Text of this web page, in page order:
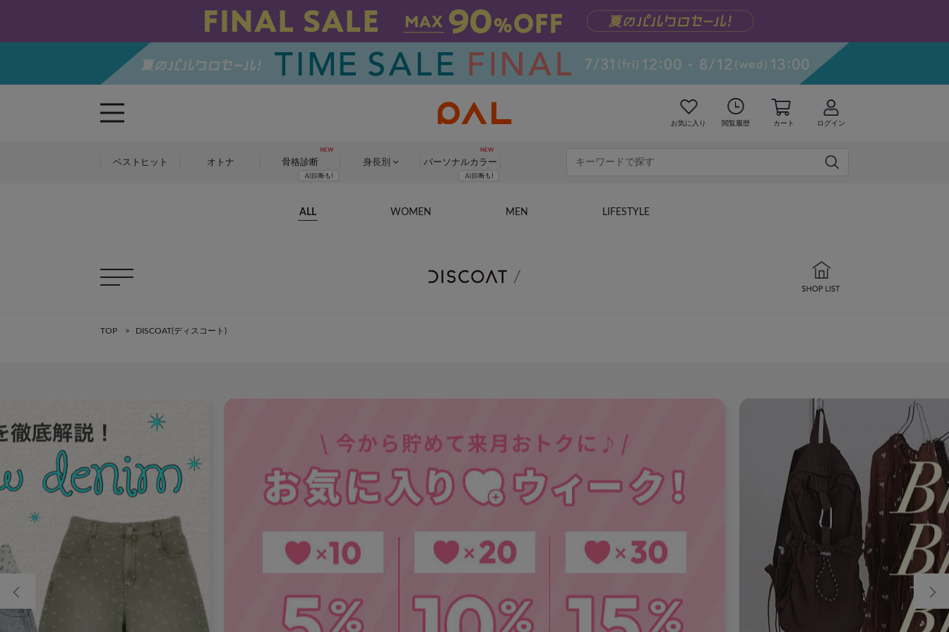
お気に入り 閲覧履歴 カート ログイン
ベストヒット オトナ 骨格診断 身長別 パーソナルカラー
ALL WOMEN MEN LIFESTYLE
TOP DISCOAT(ディスコート)